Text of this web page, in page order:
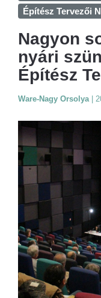
Építész Tervezői
Nagyon
nyári
Építész
Ware-Nagy Orsolya